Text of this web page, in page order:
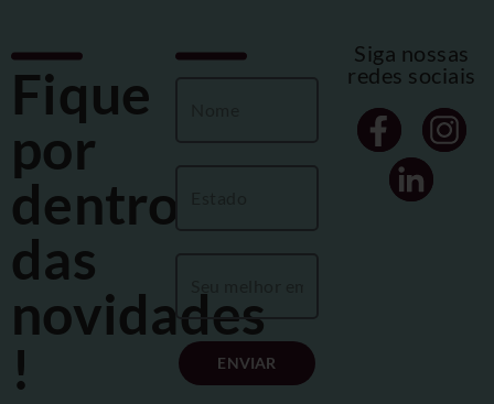
Fique
por
dentro
das
novidades
!
ENVIAR
Siga nossas
redes sociais